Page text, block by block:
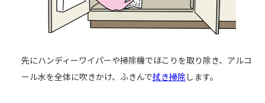
先にハンディーワイパーや掃除機でほこりを取り除き、アルコ
ール水を全体に吹きかけ、ふきんで拭き掃除 します。